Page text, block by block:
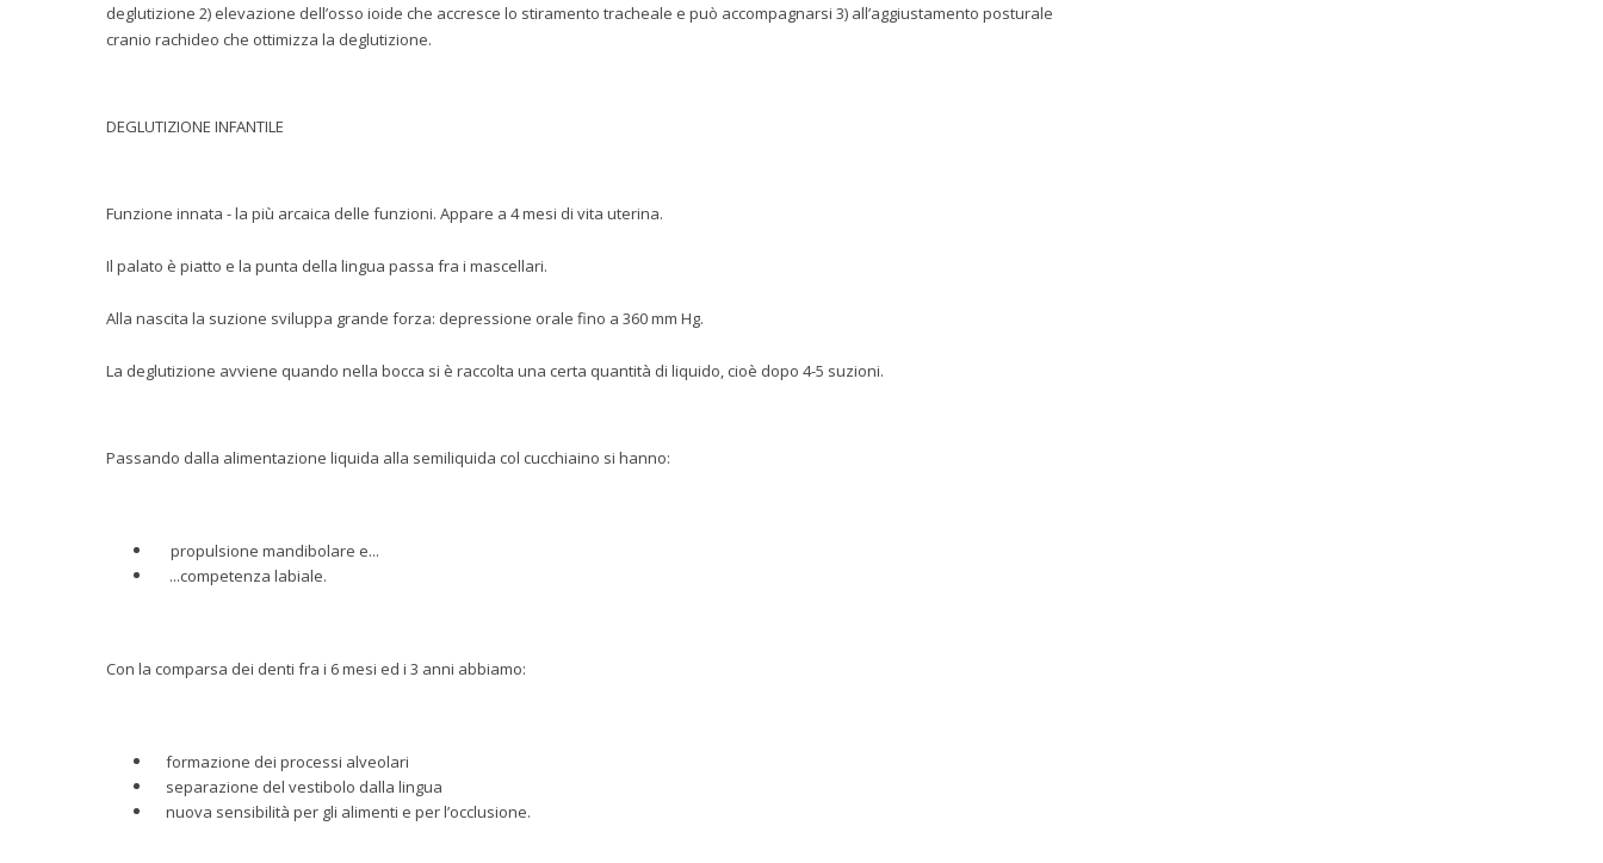
deglutizione 2) elevazione dell’osso ioide che accresce lo stiramento tracheale e può accompagnarsi 3) all’aggiustamento posturale
cranio rachideo che ottimizza la deglutizione.
DEGLUTIZIONE INFANTILE
Funzione innata - la più arcaica delle funzioni. Appare a 4 mesi di vita uterina.
Il palato è piatto e la punta della lingua passa fra i mascellari.
Alla nascita la suzione sviluppa grande forza: depressione orale fino a 360 mm Hg.
La deglutizione avviene quando nella bocca si è raccolta una certa quantità di liquido, cioè dopo 4-5 suzioni.
Passando dalla alimentazione liquida alla semiliquida col cucchiaino si hanno:
propulsione mandibolare e...
...competenza labiale.
Con la comparsa dei denti fra i 6 mesi ed i 3 anni abbiamo:
formazione dei processi alveolari
separazione del vestibolo dalla lingua
nuova sensibilità per gli alimenti e per l’occlusione.